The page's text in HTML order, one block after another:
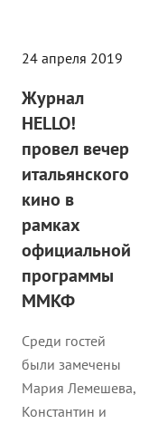
24 апреля 2019
Журнал
HELLO!
провел вечер
итальянского
кино в
рамках
официальной
программы
ММКФ
Среди гостей
были замечены
Мария Лемешева,
Константин и